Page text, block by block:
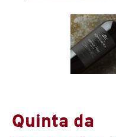
Quinta da